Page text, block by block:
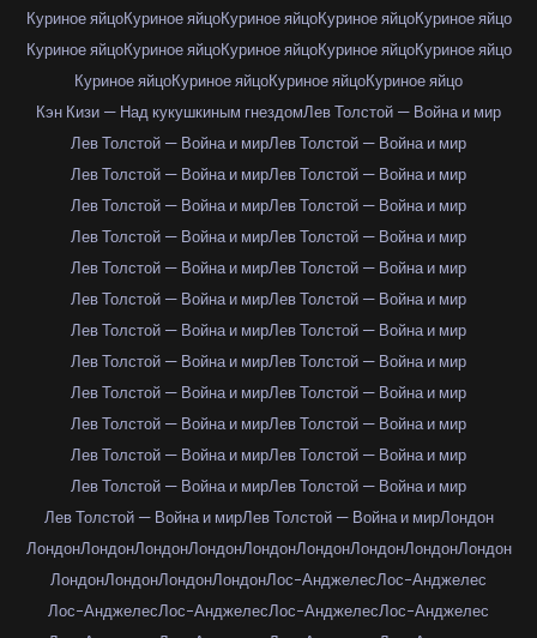
Куриное яйцоКуриное яйцоКуриное яйцоКуриное яйцоКуриное яйцо
Куриное яйцоКуриное яйцоКуриное яйцоКуриное яйцоКуриное яйцо
Куриное яйцоКуриное яйцоКуриное яйцоКуриное яйцо
Кэн Кизи — Над кукушкиным гнездомЛев Толстой — Война и мир
Лев Толстой — Война и мирЛев Толстой — Война и мир
Лев Толстой — Война и мирЛев Толстой — Война и мир
Лев Толстой — Война и мирЛев Толстой — Война и мир
Лев Толстой — Война и мирЛев Толстой — Война и мир
Лев Толстой — Война и мирЛев Толстой — Война и мир
Лев Толстой — Война и мирЛев Толстой — Война и мир
Лев Толстой — Война и мирЛев Толстой — Война и мир
Лев Толстой — Война и мирЛев Толстой — Война и мир
Лев Толстой — Война и мирЛев Толстой — Война и мир
Лев Толстой — Война и мирЛев Толстой — Война и мир
Лев Толстой — Война и мирЛев Толстой — Война и мир
Лев Толстой — Война и мирЛев Толстой — Война и мир
Лев Толстой — Война и мирЛев Толстой — Война и мирЛондон
ЛондонЛондонЛондонЛондонЛондонЛондонЛондонЛондонЛондон
ЛондонЛондонЛондонЛондонЛос-АнджелесЛос-Анджелес
Лос-АнджелесЛос-АнджелесЛос-АнджелесЛос-Анджелес